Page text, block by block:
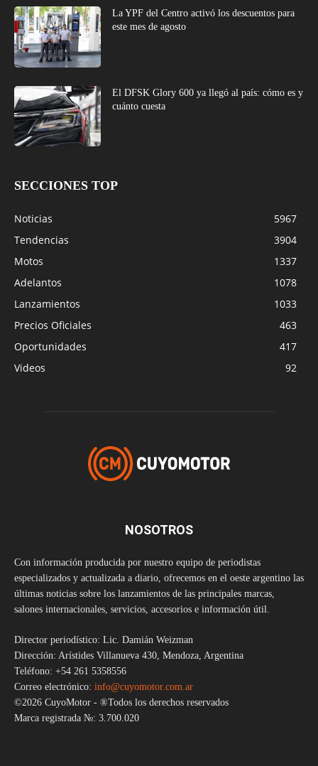
La YPF del Centro activó los descuentos para
este mes de agosto
El DFSK Glory 600 ya llegó al país: cómo es y
cuánto cuesta
SECCIONES TOP
Noticias
5967
Tendencias
3904
Motos
1337
Adelantos
1078
Lanzamientos
1033
Precios Oficiales
463
Oportunidades
417
Videos
92
NOSOTROS
Con información producida por nuestro equipo de periodistas
especializados y actualizada a diario, ofrecemos en el oeste argentino las
últimas noticias sobre los lanzamientos de las principales marcas,
salones internacionales, servicios, accesorios e información útil.
Director periodístico: Lic. Damián Weizman
Dirección: Arístides Villanueva 430, Mendoza, Argentina
Teléfono: +54 261 5358556
Correo electrónico: info@cuyomotor.com.ar
©2026 CuyoMotor - ®Todos los derechos reservados
Marca registrada №: 3.700.020